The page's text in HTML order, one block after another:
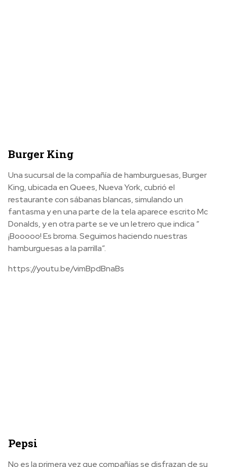
Burger King
Una sucursal de la compañía de hamburguesas, Burger
King, ubicada en Quees, Nueva York, cubrió el
restaurante con sábanas blancas, simulando un
fantasma y en una parte de la tela aparece escrito Mc
Donalds, y en otra parte se ve un letrero que indica “
¡Booooo! Es broma. Seguimos haciendo nuestras
hamburguesas a la parrilla”.
https://youtu.be/vimBpdBnaBs
Pepsi
No es la primera vez que compañías se disfrazan de su